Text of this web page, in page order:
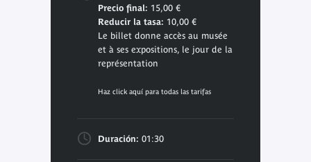
Precio final: 15,00 €
Reducir la tasa: 10,00 €
Le billet donne accès au musée
et à ses expositions, le jour de la
représentation
Haz click aquí para todas las tarifas
Duración: 01:30